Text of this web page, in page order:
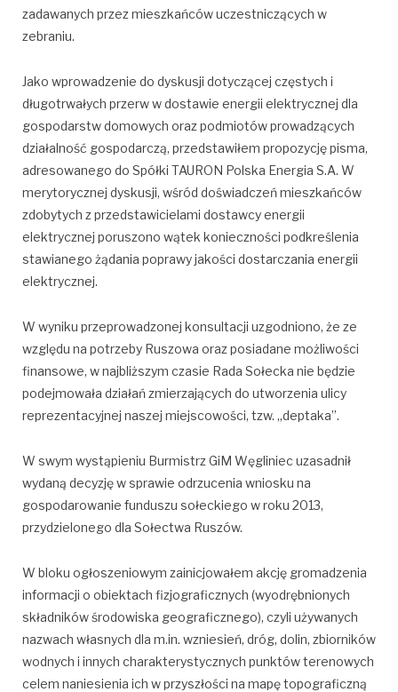
zadawanych przez mieszkańców uczestniczących w
zebraniu.
Jako wprowadzenie do dyskusji dotyczącej częstych i
długotrwałych przerw w dostawie energii elektrycznej dla
gospodarstw domowych oraz podmiotów prowadzących
działalność gospodarczą, przedstawiłem propozycję pisma,
adresowanego do Spółki TAURON Polska Energia S.A. W
merytorycznej dyskusji, wśród doświadczeń mieszkańców
zdobytych z przedstawicielami dostawcy energii
elektrycznej poruszono wątek konieczności podkreślenia
stawianego żądania poprawy jakości dostarczania energii
elektrycznej.
W wyniku przeprowadzonej konsultacji uzgodniono, że ze
względu na potrzeby Ruszowa oraz posiadane możliwości
finansowe, w najbliższym czasie Rada Sołecka nie będzie
podejmowała działań zmierzających do utworzenia ulicy
reprezentacyjnej naszej miejscowości, tzw. „deptaka”.
W swym wystąpieniu Burmistrz GiM Węgliniec uzasadnił
wydaną decyzję w sprawie odrzucenia wniosku na
gospodarowanie funduszu sołeckiego w roku 2013,
przydzielonego dla Sołectwa Ruszów.
W bloku ogłoszeniowym zainicjowałem akcję gromadzenia
informacji o obiektach fizjograficznych (wyodrębnionych
składników środowiska geograficznego), czyli używanych
nazwach własnych dla m.in. wzniesień, dróg, dolin, zbiorników
wodnych i innych charakterystycznych punktów terenowych
celem naniesienia ich w przyszłości na mapę topograficzną